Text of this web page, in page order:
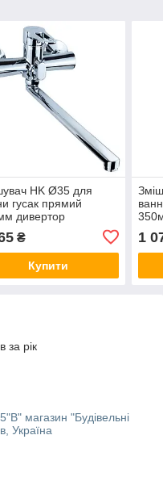
HK Ø35 для
гусак прямий
дивертор
картріджний
(HK-2C230C)
₴
Купити
1
за рік
магазин "Будівельні
Україна